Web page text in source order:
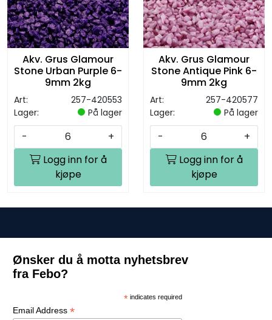
Akv. Grus Glamour
Stone Urban Purple 6-
9mm 2kg
Art:
257-420553
Lager:
På lager
-
+
Logg inn for å
kjøpe
Akv. Grus Glamour
Stone Antique Pink 6-
9mm 2kg
Art:
257-420577
Lager:
På lager
-
+
Logg inn for å
kjøpe
Ønsker du å motta nyhetsbrev
fra Febo?
* indicates required
Email Address *